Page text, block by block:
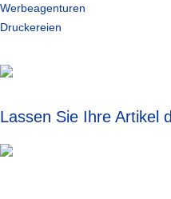
Werbeagenturen
Druckereien
Lassen Sie Ihre Artikel